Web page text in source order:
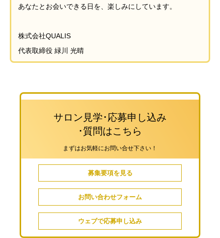
あなたとお会いできる日を、楽しみにしています。
株式会社QUALIS
代表取締役 緑川 光晴
サロン見学･応募申し込み
･質問はこちら
まずはお気軽にお問い合せ下さい！
募集要項を見る
お問い合わせフォーム
ウェブで応募申し込み